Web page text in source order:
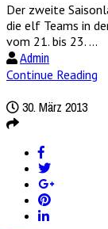
Der zweite
die elf Teams in
vom 21. bis 23. ...
Admin
Continue Reading
30. März 2013